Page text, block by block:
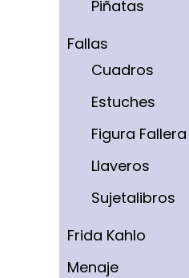
Piñatas
Fallas
Cuadros
Estuches
Figura Fallera
Llaveros
Sujetalibros
Frida Kahlo
Menaje